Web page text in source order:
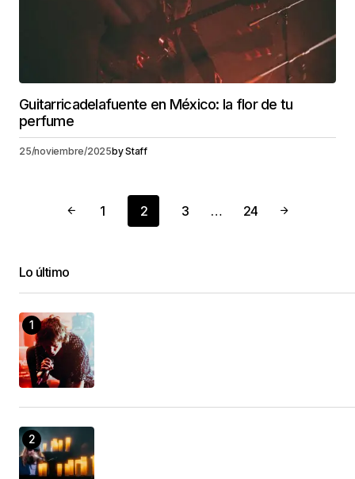
Guitarricadelafuente en México: la flor de tu
perfume
25/noviembre/2025byStaff
1 2 3 … 24
Lo último